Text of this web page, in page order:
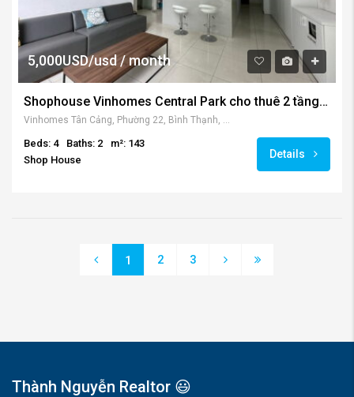
5,000USD/usd / month
Shophouse Vinhomes Central Park cho thuê 2 tầng 143 m2
Beds: 4 Baths: 2
m²: 143
Shop House
Details
1 2 3
Thành Nguyễn Realtor 😃